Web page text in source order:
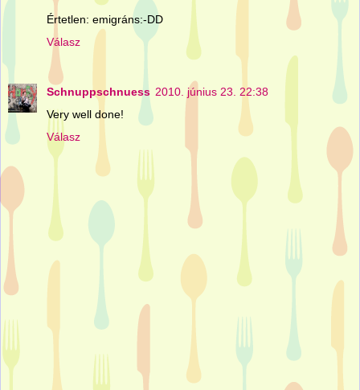
Értetlen: emigráns:-DD
Válasz
Schnuppschnuess 2010. június 23. 22:38
Very well done!
Válasz